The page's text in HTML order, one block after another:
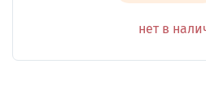
нет в